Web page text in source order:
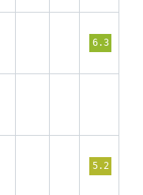
6.3
5.2